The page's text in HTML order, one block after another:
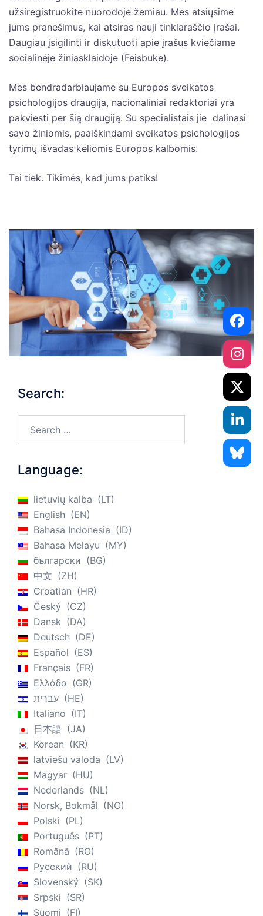
užsiregistruokite nuorodoje žemiau. Mes atsiųsime
jums pranešimus, kai atsiras nauji tinklaraščio įrašai.
Daugiau įsigilinti ir diskutuoti apie įrašus kviečiame
socialinėje žiniasklaidoje (Feisbuke).
Mes bendradarbiaujame su Europos sveikatos
psichologijos draugija, nacionaliniai redaktoriai yra
pakviesti per šią draugiją. Su specialistais jie dalinasi
savo žiniomis, paaiškindami sveikatos psichologijos
tyrimų išvadas keliomis Europos kalbomis.
Tai tiek. Tikimės, kad jums patiks!
Search:
Language:
lietuvių kalba
LT
English
EN
Bahasa Indonesia
ID
Bahasa Melayu
MY
български
BG
中文
ZH
Croatian
HR
Český
CZ
Dansk
DA
Deutsch
DE
Español
ES
Français
FR
Ελλάδα
GR
עברית
HE
Italiano
IT
日本語
JA
Korean
KR
latviešu valoda
LV
Magyar
HU
Nederlands
NL
Norsk, Bokmål
NO
Polski
PL
Português
PT
Română
RO
Русский
RU
Slovenský
SK
Srpski
SR
Suomi
FI